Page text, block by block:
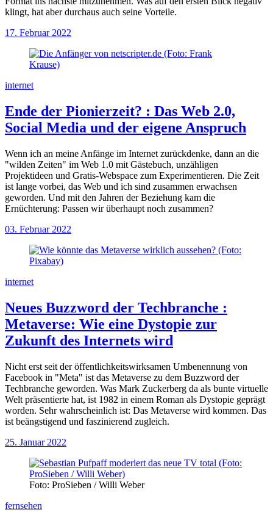
klingt, hat aber durchaus auch seine Vorteile.
17. Februar 2022
internet
Ende der Pionierzeit? : Das Web 2.0,
Social Media und der eigene Anspruch
Wenn ich an meine Anfänge im Internet zurückdenke, dann an die
"wilden Zeiten" im Web 1.0 mit Gästebuch, unzähligen
Projektideen und Gratis-Webspace zum Experimentieren. Die Zeit
ist lange vorbei, das Web und ich sind zusammen erwachsen
geworden. Und mit den Jahren der Beziehung kam die
Ernüchterung: Passen wir überhaupt noch zusammen?
03. Februar 2022
internet
Neues Buzzword der Techbranche :
Metaverse: Wie eine Dystopie zur
Zukunft des Internets wird
Nicht erst seit der öffentlichkeitswirksamen Umbenennung von
Facebook in "Meta" ist das Metaverse zu dem Buzzword der
Techbranche geworden. Was Mark Zuckerberg da als bunte virtuelle
Welt präsentierte hat, ist 1982 in einem Roman als Dystopie geprägt
worden. Sehr wahrscheinlich ist: Das Metaverse wird kommen. Das
ist beängstigend und faszinierend zugleich.
25. Januar 2022
Foto: ProSieben / Willi Weber
fernsehen